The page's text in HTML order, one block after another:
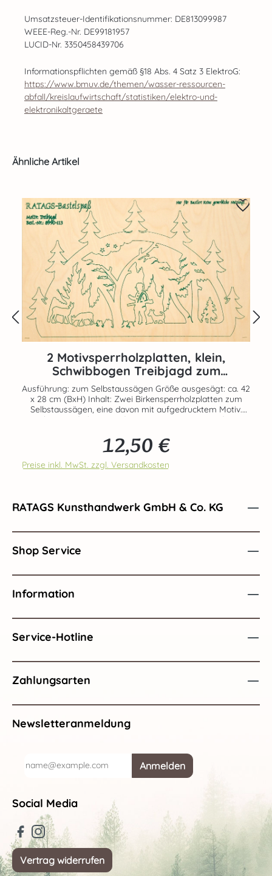
Umsatzsteuer-Identifikationsnummer: DE813099987
WEEE-Reg.-Nr. DE99181957
LUCID-Nr. 3350458439706
Informationspflichten gemäß §18 Abs. 4 Satz 3 ElektroG:
https://www.bmuv.de/themen/wasser-ressourcen-
abfall/kreislaufwirtschaft/statistiken/elektro-und-
elektronikaltgeraete
Produktgalerie überspringen
Ähnliche Artikel
2 Motivsperrholzplatten, klein,
Schwibbogen Treibjagd zum
Selbstaussägen
Ausführung: zum Selbstaussägen Größe ausgesägt: ca. 42
x 28 cm (BxH) Inhalt: Zwei Birkensperrholzplatten zum
Selbstaussägen, eine davon mit aufgedrucktem Motiv.
Echte Handarbeit aus dem Hause RATAGS - Made in
Regulärer Preis:
12,50 €
Preise inkl. MwSt. zzgl. Versandkosten
RATAGS Kunsthandwerk GmbH & Co. KG
Shop Service
Information
Service-Hotline
Zahlungsarten
Newsletteranmeldung
Anmelden
Social Media
Vertrag widerrufen